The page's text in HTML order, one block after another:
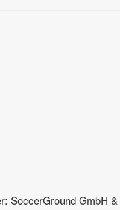
SoccerGround GmbH &